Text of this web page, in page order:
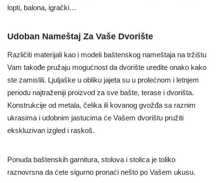
lopti, balona, igrački…
Udoban Nameštaj Za Vaše Dvorište
Različiti materijali kao i modeli baštenskog nameštaja na tržištu
Vam takođe pružaju mogućnost da dvorište uredite onako kako
ste zamislili. Ljuljaške u obliku jajeta su u prolećnom i letnjem
periodu najtraženiji proizvod za sve bašte, terase i dvorišta.
Konstrukcije od metala, čelika ili kovanog gvožđa sa raznim
ukrasima i udobnim jastucima će Vašem dvorištu pružiti
ekskluzivan izgled i raskoš.
Ponuda baštenskih garnitura, stolova i stolica je toliko
raznovrsna da ćete sigurno pronaći nešto po Vašem ukusu.